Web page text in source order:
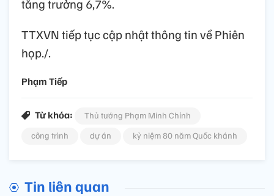
tăng trưởng 6,7%.
TTXVN tiếp tục cập nhật thông tin về Phiên
họp./.
Phạm Tiếp
Từ khóa:
Thủ tướng Phạm Minh Chính
công trình
dự án kỷ niệm 80 năm Quốc khánh
Tin liên quan